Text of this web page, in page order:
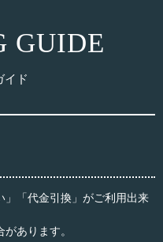
GUIDE
イド
」「代金引換」がご利用出来
あります。